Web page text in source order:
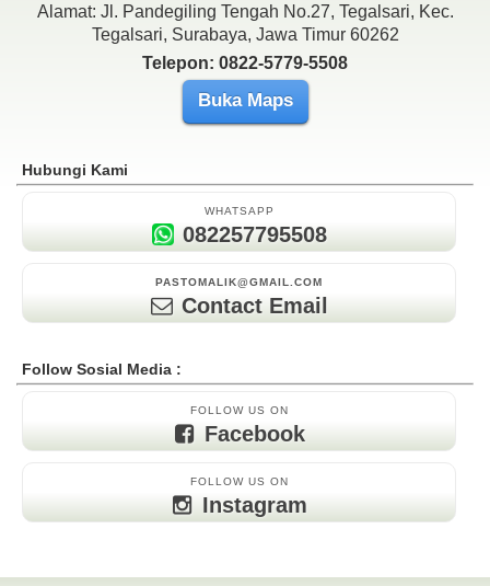
Alamat: Jl. Pandegiling Tengah No.27, Tegalsari, Kec.
Tegalsari, Surabaya, Jawa Timur 60262
Telepon: 0822-5779-5508
Buka Maps
Hubungi Kami
WHATSAPP
082257795508
PASTOMALIK@GMAIL.COM
Contact Email
Follow Sosial Media :
FOLLOW US ON
Facebook
FOLLOW US ON
Instagram